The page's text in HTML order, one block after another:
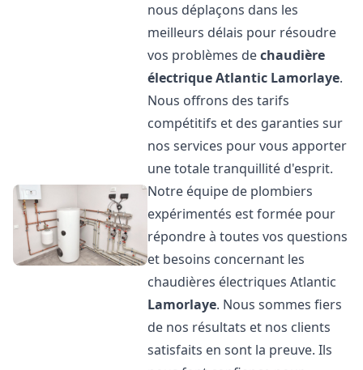
nous déplaçons dans les
meilleurs délais pour résoudre
vos problèmes dechaudière
électrique Atlantic Lamorlaye.
Nous offrons des tarifs
compétitifs et des garanties sur
nos services pour vous apporter
une totale tranquillité d'esprit.
Notre équipe de plombiers
expérimentés est formée pour
répondre à toutes vos questions
et besoins concernant les
chaudières électriques Atlantic
Lamorlaye. Nous sommes fiers
de nos résultats et nos clients
satisfaits en sont la preuve. Ils